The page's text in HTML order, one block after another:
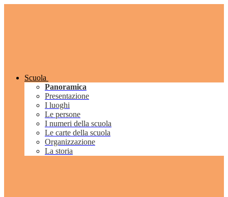
Scuola
Panoramica
Presentazione
I luoghi
Le persone
I numeri della scuola
Le carte della scuola
Organizzazione
La storia